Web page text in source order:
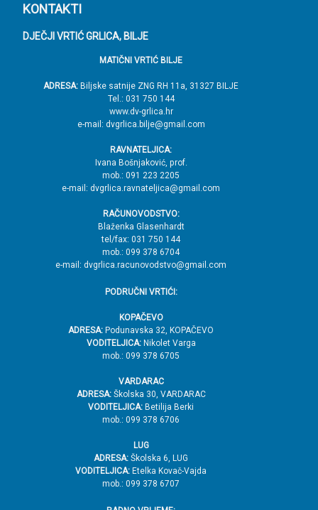
P
o
KONTAKTI
DJEČJI VRTIĆ GRLICA, BILJE
MATIČNI VRTIĆ BILJE
ADRESA: Biljske satnije ZNG RH 11a, 31327 BILJE
Tel.: 031 750 144
www.dv-grlica.hr
e-mail: dvgrlica.bilje@gmail.com
RAVNATELJICA:
Ivana Bošnjaković, prof.
mob.: 091 223 2205
e-mail: dvgrlica.ravnateljica@gmail.com
RAČUNOVODSTVO:
Blaženka Glasenhardt
tel/fax: 031 750 144
mob.: 099 378 6704
e-mail: dvgrlica.racunovodstvo@gmail.com
PODRUČNI VRTIĆI:
KOPAČEVO
ADRESA: Podunavska 32, KOPAČEVO
VODITELJICA:Nikolet Varga
mob.: 099 378 6705
VARDARAC
ADRESA:Školska 30, VARDARAC
VODITELJICA: Betilija Berki
mob.: 099 378 6706
LUG
ADRESA: Školska 6, LUG
VODITELJICA: Etelka Kovač-Vajda
mob.: 099 378 6707